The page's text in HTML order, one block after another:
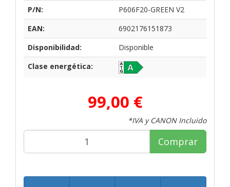
P/N:
P606F20-GREEN V2
EAN:
6902176151873
Disponibilidad:
Disponible
Clase energética:
99,00 €
*IVA y CANON Incluido
Comprar